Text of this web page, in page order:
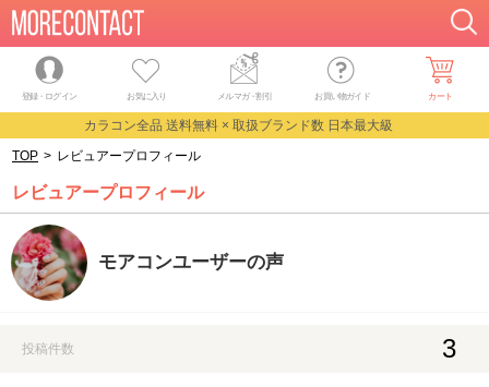
登録・ログイン お気に入り メルマガ・割引 お買い物ガイド カート
カラコン全品 送料無料 × 取扱ブランド数 日本最大級
TOP > レビュアープロフィール
レビュアープロフィール
モアコンユーザーの声
投稿件数 3